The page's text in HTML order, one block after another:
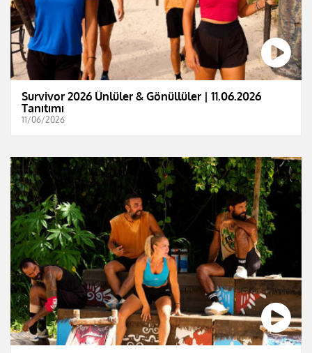
Survivor 2026 Ünlüler & Gönüllüler | 11.06.2026
Tanıtımı
11/06/2026